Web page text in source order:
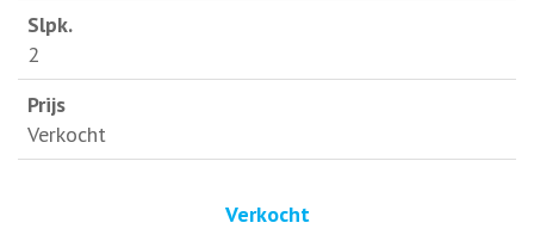
2
Verkocht
Verkocht